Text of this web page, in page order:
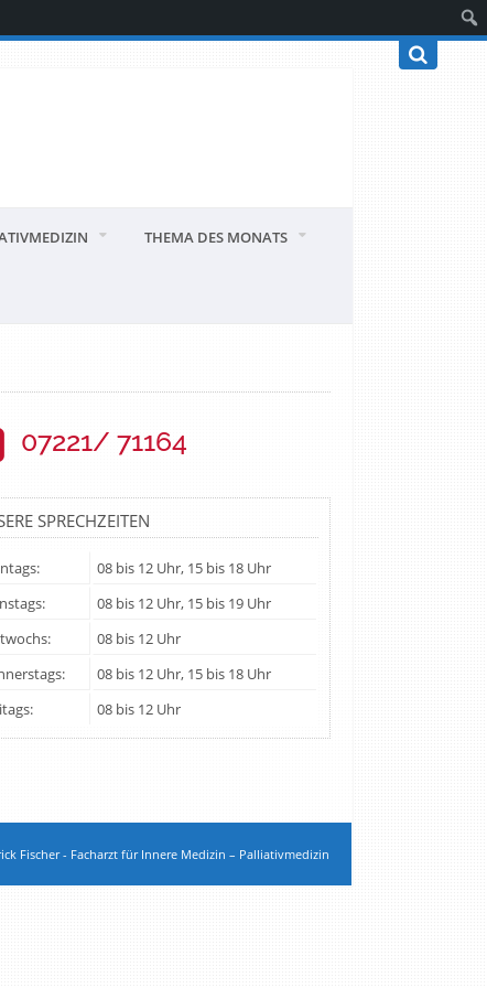
THEMA DES MONATS
07221/ 71164
SPRECHZEITEN
08 bis 12 Uhr, 15 bis 18 Uhr
08 bis 12 Uhr, 15 bis 19 Uhr
08 bis 12 Uhr
08 bis 12 Uhr, 15 bis 18 Uhr
08 bis 12 Uhr
Fischer - Facharzt für Innere Medizin – Palliativmedizin